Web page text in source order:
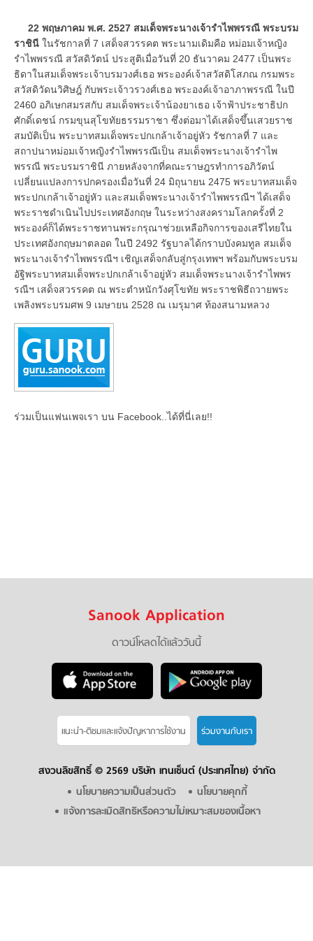
22 พฤษภาคม พ.ศ. 2527 สมเด็จพระนางเจ้ารำไพพรรณี พระบรม
ราชินี ในรัชกาลที่ 7 เสด็จสวรรคต พระนามเดิมคือ หม่อมเจ้าหญิง
รำไพพรรณี สวัสดิวัตน์ ประสูติเมื่อวันที่ 20 ธันวาคม 2477 เป็นพระ
ธิดาในสมเด็จพระเจ้าบรมวงศ์เธอ พระองค์เจ้าสวัสดิโสภณ กรมพระ
สวัสดิวัดนวิศิษฎ์ กับพระเจ้าวรวงศ์เธอ พระองค์เจ้าอาภาพรรณี ในปี
2460 อภิเษกสมรสกับ สมเด็จพระเจ้าน้องยาเธอ เจ้าฟ้าประชาธิปก
ศักดิ์เดชน์ กรมขุนสุโขทัยธรรมราชา ซึ่งต่อมาได้เสด็จขึ้นเสวยราช
สมบัติเป็น พระบาทสมเด็จพระปกเกล้าเจ้าอยู่หัว รัชกาลที่ 7 และ
สถาปนาหม่อมเจ้าหญิงรำไพพรรณีเป็น สมเด็จพระนางเจ้ารำไพ
พรรณี พระบรมราชินี ภายหลังจากที่คณะราษฎรทำการอภิวัตน์
เปลี่ยนแปลงการปกครองเมื่อวันที่ 24 มิถุนายน 2475 พระบาทสมเด็จ
พระปกเกล้าเจ้าอยู่หัว และสมเด็จพระนางเจ้ารำไพพรรณีฯ ได้เสด็จ
พระราชดำเนินไปประเทศอังกฤษ ในระหว่างสงครามโลกครั้งที่ 2
พระองค์ก็ได้พระราชทานพระกรุณาช่วยเหลือกิจการของเสรีไทยใน
ประเทศอังกฤษมาตลอด ในปี 2492 รัฐบาลได้กราบบังคมทูล สมเด็จ
พระนางเจ้ารำไพพรรณีฯ เชิญเสด็จกลับสู่กรุงเทพฯ พร้อมกับพระบรม
อัฐิพระบาทสมเด็จพระปกเกล้าเจ้าอยู่หัว สมเด็จพระนางเจ้ารำไพพร
รณีฯ เสด็จสวรรคต ณ พระตำหนักวังศุโขทัย พระราชพิธีถวายพระ
เพลิงพระบรมศพ 9 เมษายน 2528 ณ เมรุมาศ ท้องสนามหลวง
ร่วมเป็นแฟนเพจเรา บน Facebook..ได้ที่นี่เลย!!
Sanook Application
ดาวน์โหลดได้แล้ววันนี้
แนะนำ-ติชมเเละแจ้งปัญหาการใช้งาน ร่วมงานกับเรา
สงวนลิขสิทธิ์ © 2569 บริษัท เทนเซ็นต์ (ประเทศไทย) จำกัด
นโยบายความเป็นส่วนตัว
นโยบายคุกกี้
แจ้งการละเมิดสิทธิหรือความไม่เหมาะสมของเนื้อหา